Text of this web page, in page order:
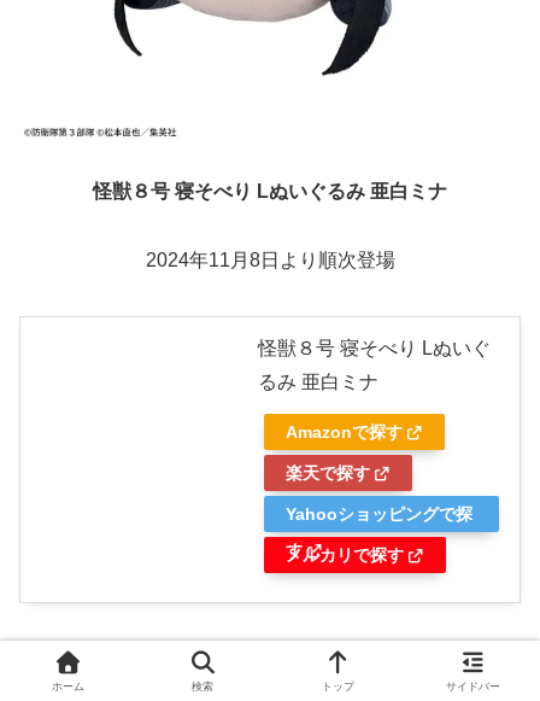
怪獣８号 寝そべり Lぬいぐるみ 亜白ミナ
2024年11月8日より順次登場
怪獣８号 寝そべり Lぬいぐ
るみ 亜白ミナ
Amazonで探す
楽天で探す
Yahooショッピングで探
す
メルカリで探す
https://segaplaza.jp/prize/B121742
ホーム 検索 トップ サイドバー